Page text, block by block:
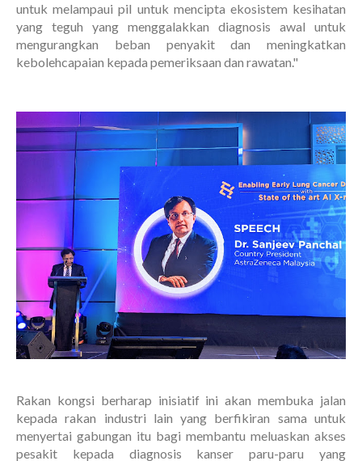
untuk melampaui pil untuk mencipta ekosistem kesihatan
yang teguh yang menggalakkan diagnosis awal untuk
mengurangkan beban penyakit dan meningkatkan
kebolehcapaian kepada pemeriksaan dan rawatan."
Rakan kongsi berharap inisiatif ini akan membuka jalan
kepada rakan industri lain yang berfikiran sama untuk
menyertai gabungan itu bagi membantu meluaskan akses
pesakit kepada diagnosis kanser paru-paru yang